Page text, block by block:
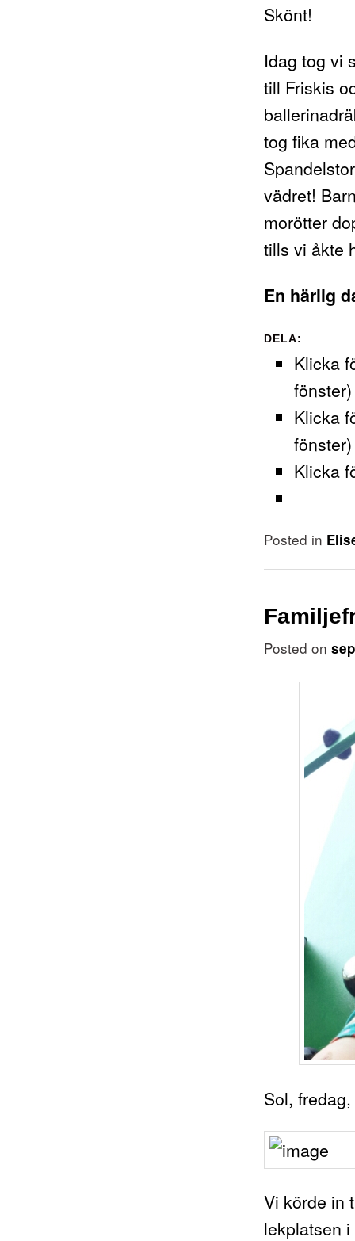
Skönt!
Idag tog vi
till Friskis
tog fika
vädret!
morötter
tills vi åkte
En härlig
DELA:
Klicka
fönster)
Klicka
fönster)
Klicka
Posted in
Posted on
Sol,
Vi körde in
lekplatsen